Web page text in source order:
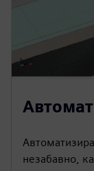
незабавно,